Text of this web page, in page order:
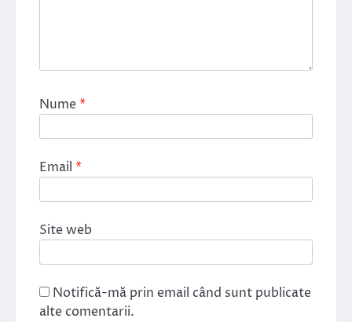
Nume*
Email *
Site web
Notifică-mă prin email când sunt publicate
alte comentarii.